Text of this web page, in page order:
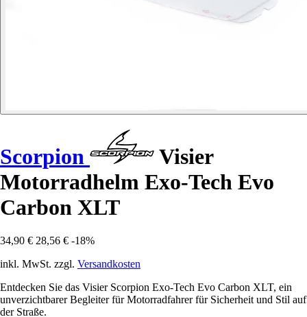
Scorpion
Visier
Motorradhelm Exo-Tech Evo
Carbon XLT
34,90 € 28,56 € -18%
inkl. MwSt. zzgl. Versandkosten
Entdecken Sie das Visier Scorpion Exo-Tech Evo Carbon XLT, ein
unverzichtbarer Begleiter für Motorradfahrer für Sicherheit und Stil auf
der Straße.